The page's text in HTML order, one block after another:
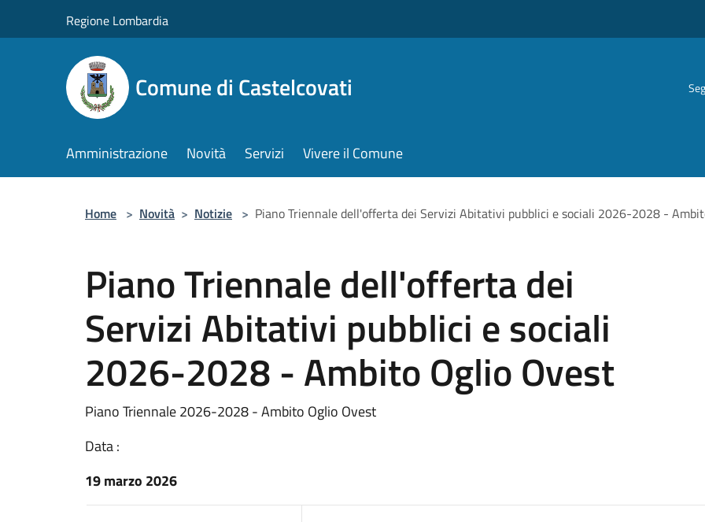
Regione Lombardia
Comune di Castelcovati
Amministrazione Novità Servizi Vivere il Comune
Home > Novità > Notizie > Piano Triennale dell'offerta dei Servizi Abitativi pubblici e sociali 2026-2028 -
Piano Triennale dell'offerta dei
Servizi Abitativi pubblici e sociali
2026-2028 - Ambito Oglio Ovest
Piano Triennale 2026-2028 - Ambito Oglio Ovest
Data :
19 marzo 2026